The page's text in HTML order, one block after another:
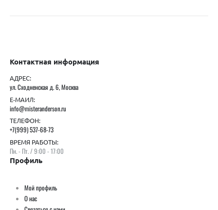
Контактная информация
АДРЕС:
ул. Сходненская д. 6, Москва
Е-МАИЛ:
info@misteranderson.ru
ТЕЛЕФОН:
+7(999) 537-68-73
ВРЕМЯ РАБОТЫ:
Пн. - Пт. / 9:00 - 17:00
Профиль
Мой профиль
О нас